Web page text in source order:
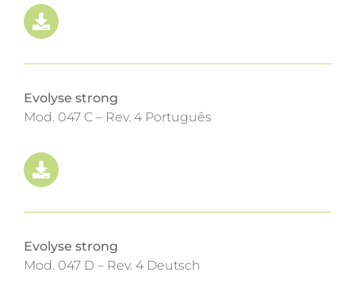
Evolyse strong
Mod. 047 C – Rev. 4 Português
Evolyse strong
Mod. 047 D – Rev. 4 Deutsch